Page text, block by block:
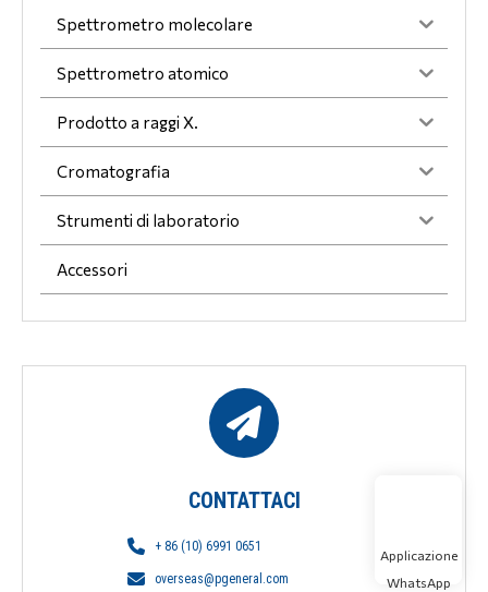
Spettrometro molecolare
Spettrometro atomico
Prodotto a raggi X.
Cromatografia
Strumenti di laboratorio
Accessori
CONTATTACI
+ 86 (10) 6991 0651
overseas@pgeneral.com
Applicazione
WhatsApp